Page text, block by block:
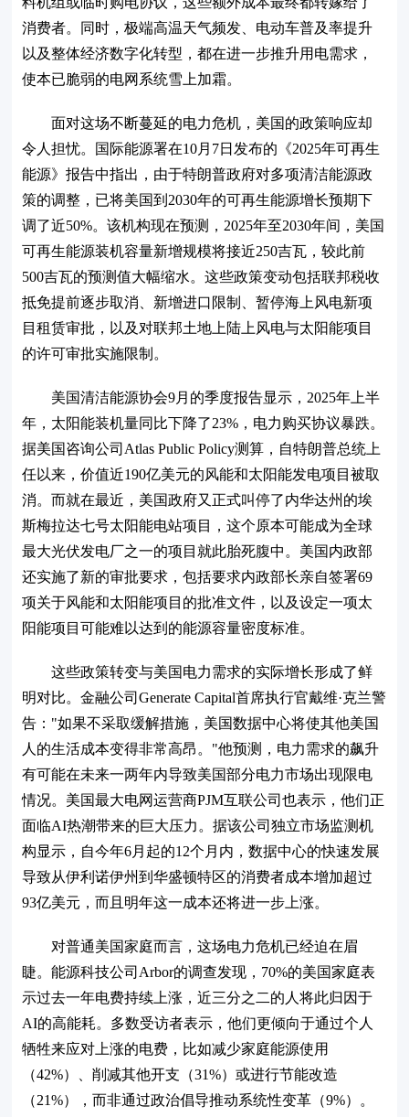
消费者。同时，极端高温天气频发、电动车普及率提升
以及整体经济数字化转型，都在进一步推升用电需求，
使本已脆弱的电网系统雪上加霜。
面对这场不断蔓延的电力危机，美国的政策响应却
令人担忧。国际能源署在10月7日发布的《2025年可再生
能源》报告中指出，由于特朗普政府对多项清洁能源政
策的调整，已将美国到2030年的可再生能源增长预期下
调了近50%。该机构现在预测，2025年至2030年间，美国
可再生能源装机容量新增规模将接近250吉瓦，较此前
500吉瓦的预测值大幅缩水。这些政策变动包括联邦税收
抵免提前逐步取消、新增进口限制、暂停海上风电新项
目租赁审批，以及对联邦土地上陆上风电与太阳能项目
的许可审批实施限制。
美国清洁能源协会9月的季度报告显示，2025年上半
年，太阳能装机量同比下降了23%，电力购买协议暴跌。
据美国咨询公司Atlas Public Policy测算，自特朗普总统上
任以来，价值近190亿美元的风能和太阳能发电项目被取
消。而就在最近，美国政府又正式叫停了内华达州的埃
斯梅拉达七号太阳能电站项目，这个原本可能成为全球
最大光伏发电厂之一的项目就此胎死腹中。美国内政部
还实施了新的审批要求，包括要求内政部长亲自签署69
项关于风能和太阳能项目的批准文件，以及设定一项太
阳能项目可能难以达到的能源容量密度标准。
这些政策转变与美国电力需求的实际增长形成了鲜
明对比。金融公司Generate Capital首席执行官戴维·克兰警
告："如果不采取缓解措施，美国数据中心将使其他美国
人的生活成本变得非常高昂。"他预测，电力需求的飙升
有可能在未来一两年内导致美国部分电力市场出现限电
情况。美国最大电网运营商PJM互联公司也表示，他们正
面临AI热潮带来的巨大压力。据该公司独立市场监测机
构显示，自今年6月起的12个月内，数据中心的快速发展
导致从伊利诺伊州到华盛顿特区的消费者成本增加超过
93亿美元，而且明年这一成本还将进一步上涨。
对普通美国家庭而言，这场电力危机已经迫在眉
睫。能源科技公司Arbor的调查发现，70%的美国家庭表
示过去一年电费持续上涨，近三分之二的人将此归因于
AI的高能耗。多数受访者表示，他们更倾向于通过个人
牺牲来应对上涨的电费，比如减少家庭能源使用
（42%）、削减其他开支（31%）或进行节能改造
（21%），而非通过政治倡导推动系统性变革（9%）。